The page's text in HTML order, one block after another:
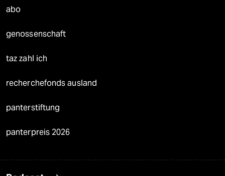
abo
genossenschaft
taz zahl ich
recherchefonds ausland
panterstiftung
panterpreis 2026